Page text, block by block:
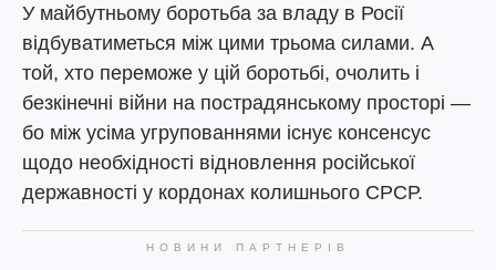
У майбутньому боротьба за владу в Росії
відбуватиметься між цими трьома силами. А
той, хто переможе у цій боротьбі, очолить і
безкінечні війни на пострадянському просторі —
бо між усіма угрупованнями існує консенсус
щодо необхідності відновлення російської
державності у кордонах колишнього СРСР.